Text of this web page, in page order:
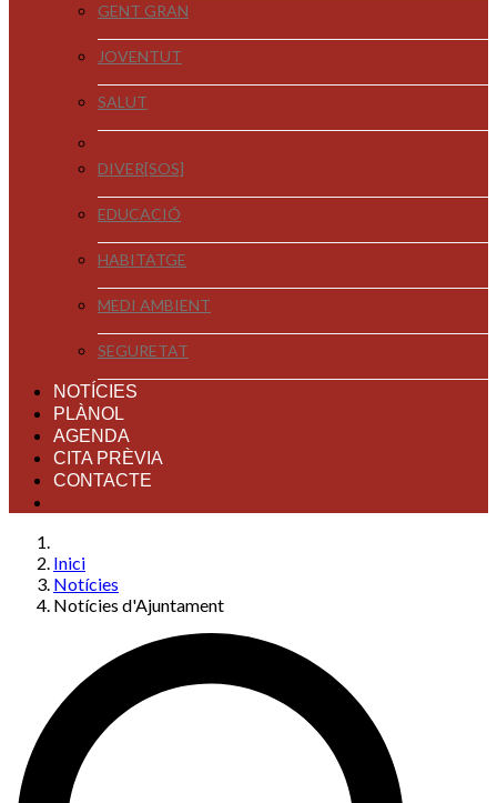
GENT GRAN
JOVENTUT
SALUT
DIVER[SOS]
EDUCACIÓ
HABITATGE
MEDI AMBIENT
SEGURETAT
NOTÍCIES
PLÀNOL
AGENDA
CITA PRÈVIA
CONTACTE
Inici
Notícies
Notícies d'Ajuntament